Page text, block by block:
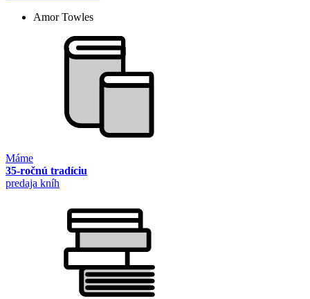
Amor Towles
Máme
35-ročnú tradíciu
predaja kníh